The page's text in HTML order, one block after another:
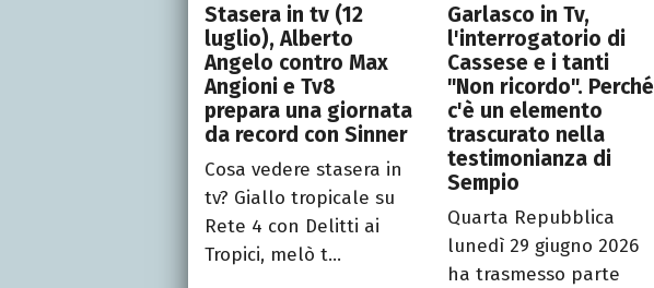
Stasera in tv (12
luglio), Alberto
Angelo contro Max
Angioni e Tv8
prepara una giornata
da record con Sinner
Cosa vedere stasera in
tv? Giallo tropicale su
Rete 4 con Delitti ai
Tropici, melò t...
Garlasco in Tv,
l'interrogatorio di
Cassese e i tanti
"Non ricordo". Perché
c'è un elemento
trascurato nella
testimonianza di
Sempio
Quarta Repubblica
lunedì 29 giugno 2026
ha trasmesso parte